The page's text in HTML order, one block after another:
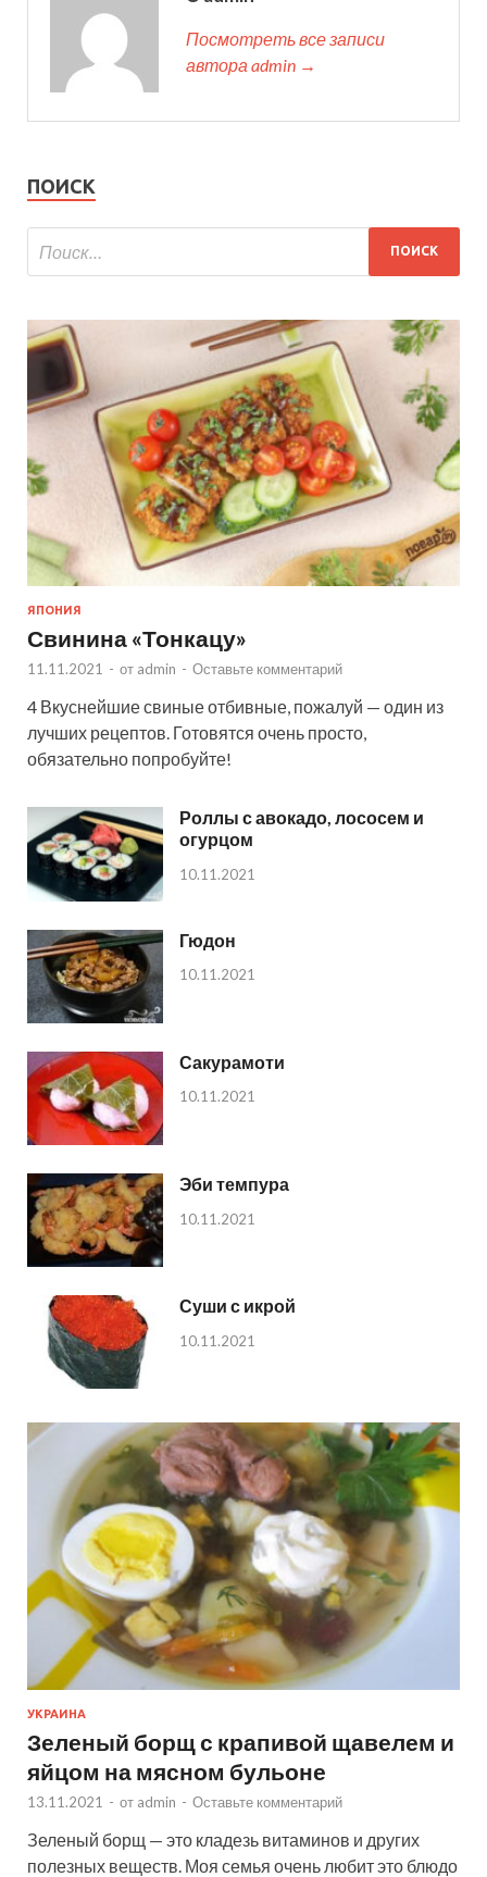
Посмотреть все записи
автора admin →
ПОИСК
ЯПОНИЯ
Свинина «Тонкацу»
11.11.2021 - от admin - Оставьте комментарий
4 Вкуснейшие свиные отбивные, пожалуй — один из
лучших рецептов. Готовятся очень просто,
обязательно попробуйте!
Роллы с авокадо, лососем и
огурцом
10.11.2021
Гюдон
10.11.2021
Сакурамоти
10.11.2021
Эби темпура
10.11.2021
Суши с икрой
10.11.2021
УКРАИНА
Зеленый борщ с крапивой щавелем и
яйцом на мясном бульоне
13.11.2021 - от admin - Оставьте комментарий
Зеленый борщ — это кладезь витаминов и других
полезных веществ. Моя семья очень любит это блюдо